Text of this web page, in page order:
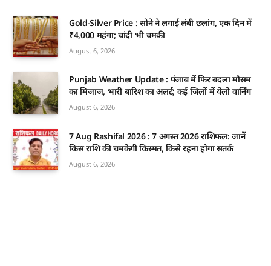
Gold-Silver Price : सोने ने लगाई लंबी छलांग, एक दिन में
₹4,000 महंगा; चांदी भी चमकी
August 6, 2026
Punjab Weather Update : पंजाब में फिर बदला मौसम
का मिजाज, भारी बारिश का अलर्ट; कई जिलों में येलो वार्निंग
August 6, 2026
7 Aug Rashifal 2026 : 7 अगस्त 2026 राशिफल: जानें
किस राशि की चमकेगी किस्मत, किसे रहना होगा सतर्क
August 6, 2026